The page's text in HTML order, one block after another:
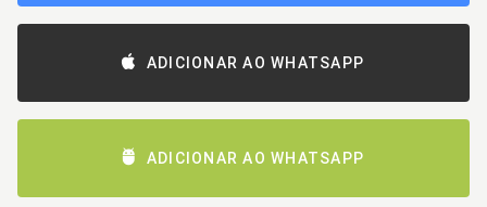
ADICIONAR AO WHATSAPP
ADICIONAR AO WHATSAPP